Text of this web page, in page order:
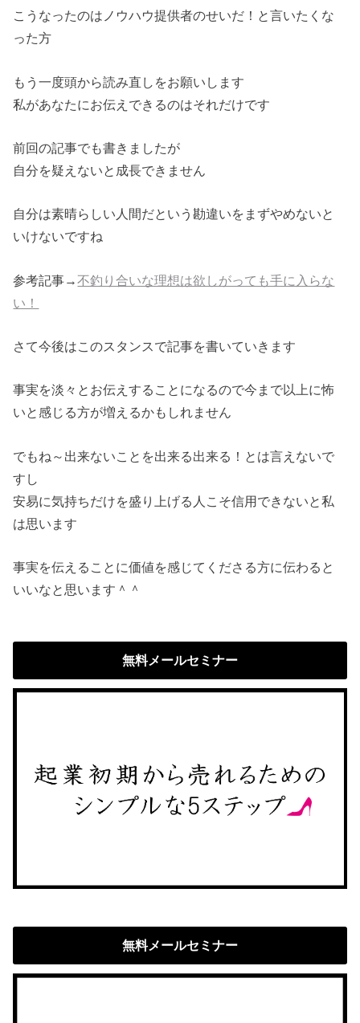
こうなったのはノウハウ提供者のせいだ！と言いたくな
った方
もう一度頭から読み直しをお願いします
私があなたにお伝えできるのはそれだけです
前回の記事でも書きましたが
自分を疑えないと成長できません
自分は素晴らしい人間だという勘違いをまずやめないと
いけないですね
参考記事→不釣り合いな理想は欲しがっても手に入らな
い！
さて今後はこのスタンスで記事を書いていきます
事実を淡々とお伝えすることになるので今まで以上に怖
いと感じる方が増えるかもしれません
でもね～出来ないことを出来る出来る！とは言えないで
すし
安易に気持ちだけを盛り上げる人こそ信用できないと私
は思います
事実を伝えることに価値を感じてくださる方に伝わると
いいなと思います＾＾
無料メールセミナー
無料メールセミナー